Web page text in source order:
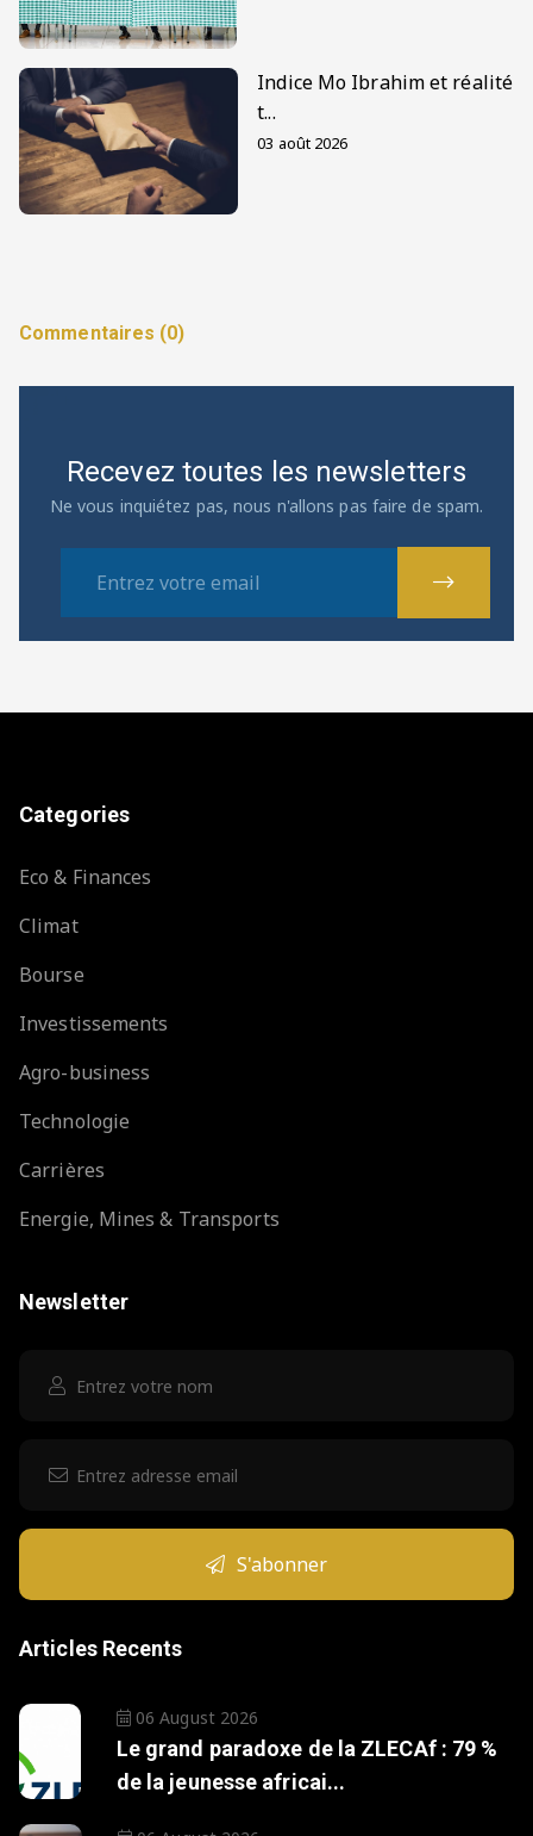
Indice Mo Ibrahim et réalité
t...
03 août 2026
Commentaires (0)
Recevez toutes les newsletters
Ne vous inquiétez pas, nous n'allons pas faire de spam.
Categories
Eco & Finances
Climat
Bourse
Investissements
Agro-business
Technologie
Carrières
Energie, Mines & Transports
Newsletter
S'abonner
Articles Recents
06 August 2026
Le grand paradoxe de la ZLECAf : 79 %
de la jeunesse africai...